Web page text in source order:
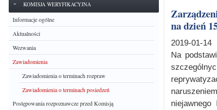
KOMISJA WERYFIKACYJNA
Informacje ogólne
Aktualności
Wezwania
Zawiadomienia
Zawiadomienia o terminach rozpraw
Zawiadomienia o terminach posiedzeń
Postępowania rozpoznawcze przed Komisją
Zarządzenie o wyznaczeniu terminu posiedzenia niejawnego Komisji
na dzień
2019-01-14
Na